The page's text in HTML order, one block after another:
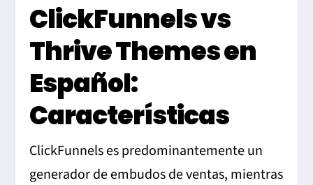
ClickFunnels vs
Thrive Themes en
Español:
Características
ClickFunnels es predominantemente un
generador de embudos de ventas, mientras